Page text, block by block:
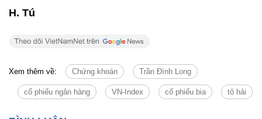
H. Tú
Xem thêm về: Chứng khoán Trần Đình Long
cổ phiếu ngân hàng VN-Index cổ phiếu bia tô hải